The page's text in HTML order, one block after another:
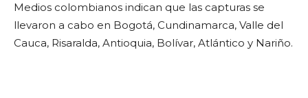
Medios colombianos indican que las capturas se
llevaron a cabo en Bogotá, Cundinamarca, Valle del
Cauca, Risaralda, Antioquia, Bolívar, Atlántico y Nariño.